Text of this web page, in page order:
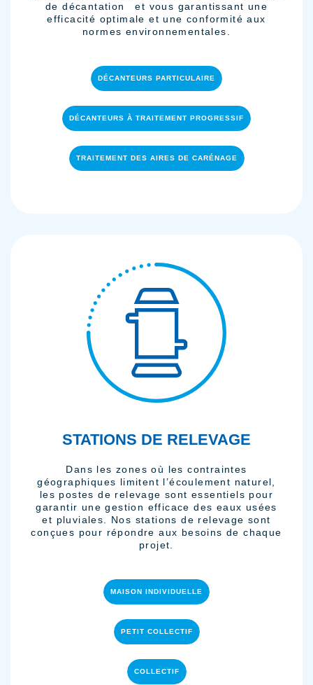
de décantation et vous garantissant une
efficacité optimale et une conformité aux
normes environnementales.
DÉCANTEURS PARTICULAIRE
DÉCANTEURS À TRAITEMENT PROGRESSIF
TRAITEMENT DES AIRES DE CARÉNAGE
STATIONS DE RELEVAGE
Dans les zones où les contraintes
géographiques limitent l’écoulement naturel,
les postes de relevage sont essentiels pour
garantir une gestion efficace des eaux usées
et pluviales. Nos stations de relevage sont
conçues pour répondre aux besoins de chaque
projet.
MAISON INDIVIDUELLE
PETIT COLLECTIF
COLLECTIF